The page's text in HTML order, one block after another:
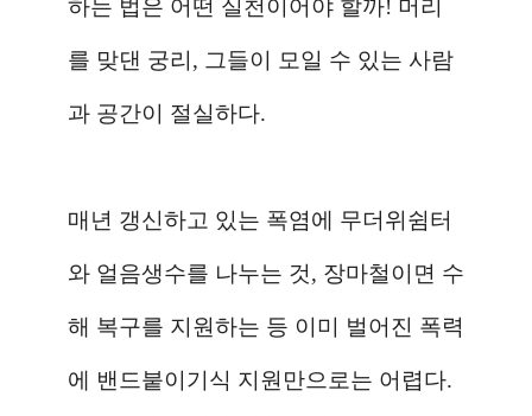
하는 법은 어떤 실천이어야 할까! 머리
를 맞댄 궁리, 그들이 모일 수 있는 사람
과 공간이 절실하다.
매년 갱신하고 있는 폭염에 무더위쉼터
와 얼음생수를 나누는 것, 장마철이면 수
해 복구를 지원하는 등 이미 벌어진 폭력
에 밴드붙이기식 지원만으로는 어렵다.